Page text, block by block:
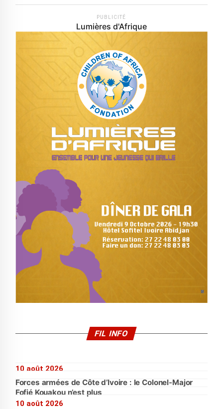
PUBLICITÉ
Lumières d'Afrique
FIL INFO
10 août 2026
Forces armées de Côte d’Ivoire : le Colonel-Major
Fofié Kouakou n’est plus
10 août 2026